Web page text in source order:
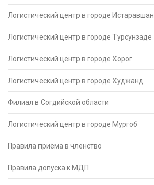
Логистический центр в городе Истаравшан
Логистический центр в городе Турсунзаде
Логистический центр в городе Хорог
Логистический центр в городе Худжанд
Филиал в Согдийской области
Логистический центр в городе Мургоб
Правила приёма в членство
Правила допуска к МДП